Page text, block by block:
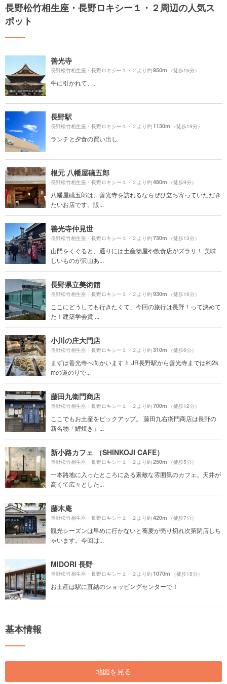
長野松竹相生座・長野ロキシー１・２周辺の人気ス
ポット
善光寺
長野松竹相生座・長野ロキシー１・２より約950m （徒歩16分）
牛に引かれて、、
長野駅
長野松竹相生座・長野ロキシー１・２より約1130m （徒歩19分）
ランチと夕食の買い出し
根元 八幡屋礒五郎
長野松竹相生座・長野ロキシー１・２より約480m （徒歩9分）
八幡屋礒五郎は、善光寺を訪れるならぜひ立ち寄っていただき
たいお店です。販...
善光寺仲見世
長野松竹相生座・長野ロキシー１・２より約730m （徒歩13分）
山門をくぐると、通りには土産物屋や飲食店がズラリ！ 美味
しいものが沢山あ...
長野県立美術館
長野松竹相生座・長野ロキシー１・２より約930m （徒歩16分）
ここにどうしても行きたくて、今回の旅行は長野！って決めて
た！建築学会賞 ...
小川の庄大門店
長野松竹相生座・長野ロキシー１・２より約310m （徒歩6分）
まずは善光寺へ向かいます🚶 JR長野駅から善光寺までは約2k
mの道のりで...
藤田九衛門商店
長野松竹相生座・長野ロキシー１・２より約700m （徒歩12分）
ここでもお土産をピックアップ。 藤田九右衛門商店は長野の
新名物「鯉焼き」...
新小路カフェ （SHINKOJI CAFE）
長野松竹相生座・長野ロキシー１・２より約250m （徒歩5分）
一本路地に入ったところにある素敵な雰囲気のカフェ。天井が
高くて広々とした...
藤木庵
長野松竹相生座・長野ロキシー１・２より約420m （徒歩7分）
観光シーズンは早めに行かないと蕎麦が売り切れ次第閉店しち
ゃいます。今回は...
MIDORI 長野
長野松竹相生座・長野ロキシー１・２より約1070m （徒歩18分）
お土産は駅に直結のショッピングセンターで！
基本情報
地図を見る